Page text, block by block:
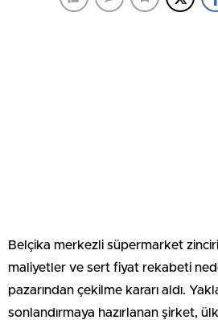
Belçika merkezli süpermarket
maliyetler ve sert fiyat rekabeti
pazarından çekilme kararı aldı.
sonlandırmaya hazırlanan şirket,